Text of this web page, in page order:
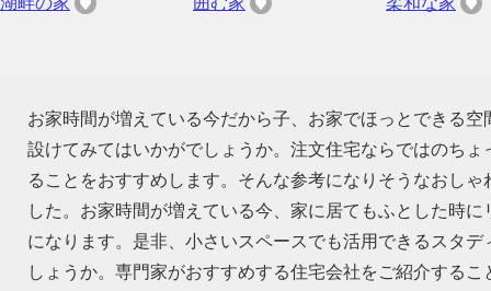
お家時間が増えている今だから子、お家でほっとできる
設けてみてはいかがでしょうか。注文住宅ならではのち
ることをおすすめします。そんな参考になりそうなおし
した。お家時間が増えている今、家に居てもふとした時
になります。是非、小さいスペースでも活用できるスタ
しょうか。専門家がおすすめする住宅会社をご紹介するこ